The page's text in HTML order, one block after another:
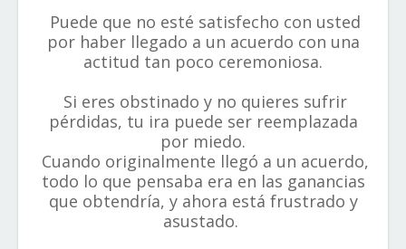
Puede que no esté satisfecho con usted
por haber llegado a un acuerdo con una
actitud tan poco ceremoniosa.
Si eres obstinado y no quieres sufrir
pérdidas, tu ira puede ser reemplazada
por miedo.
Cuando originalmente llegó a un acuerdo,
todo lo que pensaba era en las ganancias
que obtendría, y ahora está frustrado y
asustado.